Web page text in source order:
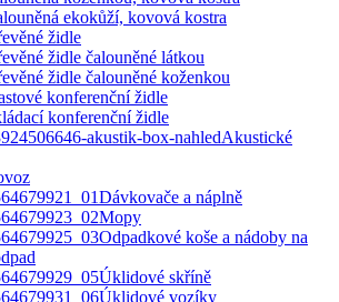
ekokůží, kovová kostra
židle
židle čalouněné látkou
židle čalouněné koženkou
konferenční židle
konferenční židle
Akustické
Dávkovače a náplně
Mopy
Odpadkové koše a nádoby na
Úklidové skříně
Úklidové vozíky